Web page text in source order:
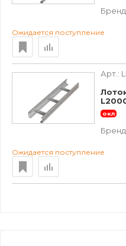
Ожидается поступление
Арт.:
окл
Ожидается поступление